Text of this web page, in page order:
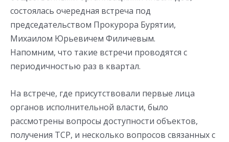
состоялась очередная встреча под
председательством Прокурора Бурятии,
Михаилом Юрьевичем Филичевым.
Напомним, что такие встречи проводятся с
периодичностью раз в квартал.
На встрече, где присутствовали первые лица
органов исполнительной власти, было
рассмотрены вопросы доступности объектов,
получения ТСР, и несколько вопросов связанных с